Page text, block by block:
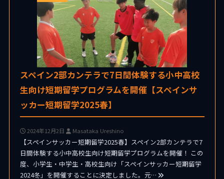
スペイン2部カンテラで7日間体験する小中高校
生向け短期留学プログラムを開催【スペインサ
ッカー短期留学2025春】
2024年12月2日 Masataka Ureshino
【スペインサッカー短期留学2025春】スペイン2部カンテラで7
日間体験する小中高校生向け短期留学プログラムを開催！ この
度、小学生・中学生・高校生向け「スペインサッカー短期留学
2024冬」を開催することに決定しました。元…